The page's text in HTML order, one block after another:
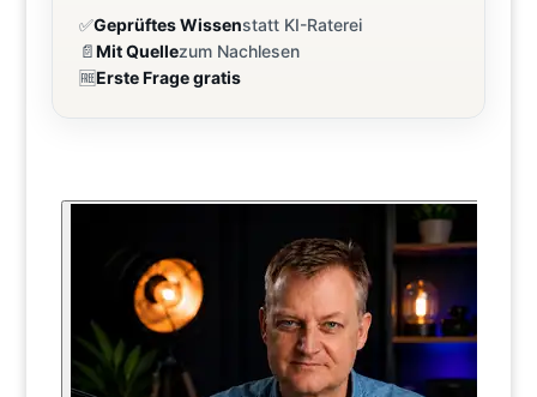
✅Geprüftes Wissenstatt KI-Raterei
📄Mit Quellezum Nachlesen
🆓Erste Frage gratis